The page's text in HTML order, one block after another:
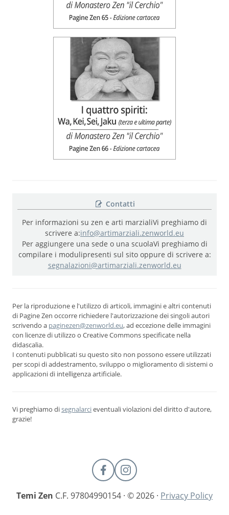
Contatti
Per informazioni su zen e arti marzialiVi preghiamo di
scrivere a:info@artimarziali.zenworld.eu
Per aggiungere una sede o una scuolaVi preghiamo di
compilare i modulipresenti sul sito oppure di scrivere a:
segnalazioni@artimarziali.zenworld.eu
Per la riproduzione e l'utilizzo di articoli, immagini e altri contenuti
di Pagine Zen occorre richiedere l'autorizzazione dei singoli autori
scrivendo a paginezen@zenworld.eu, ad eccezione delle immagini
con licenze di utilizzo o Creative Commons specificate nella
didascalia.
I contenuti pubblicati su questo sito non possono essere utilizzati
per scopi di addestramento, sviluppo o miglioramento di sistemi o
applicazioni di intelligenza artificiale.
Vi preghiamo disegnalarcieventuali violazioni del diritto d'autore,
grazie!
Temi Zen C.F. 97804990154 · © 2026 · Privacy Policy